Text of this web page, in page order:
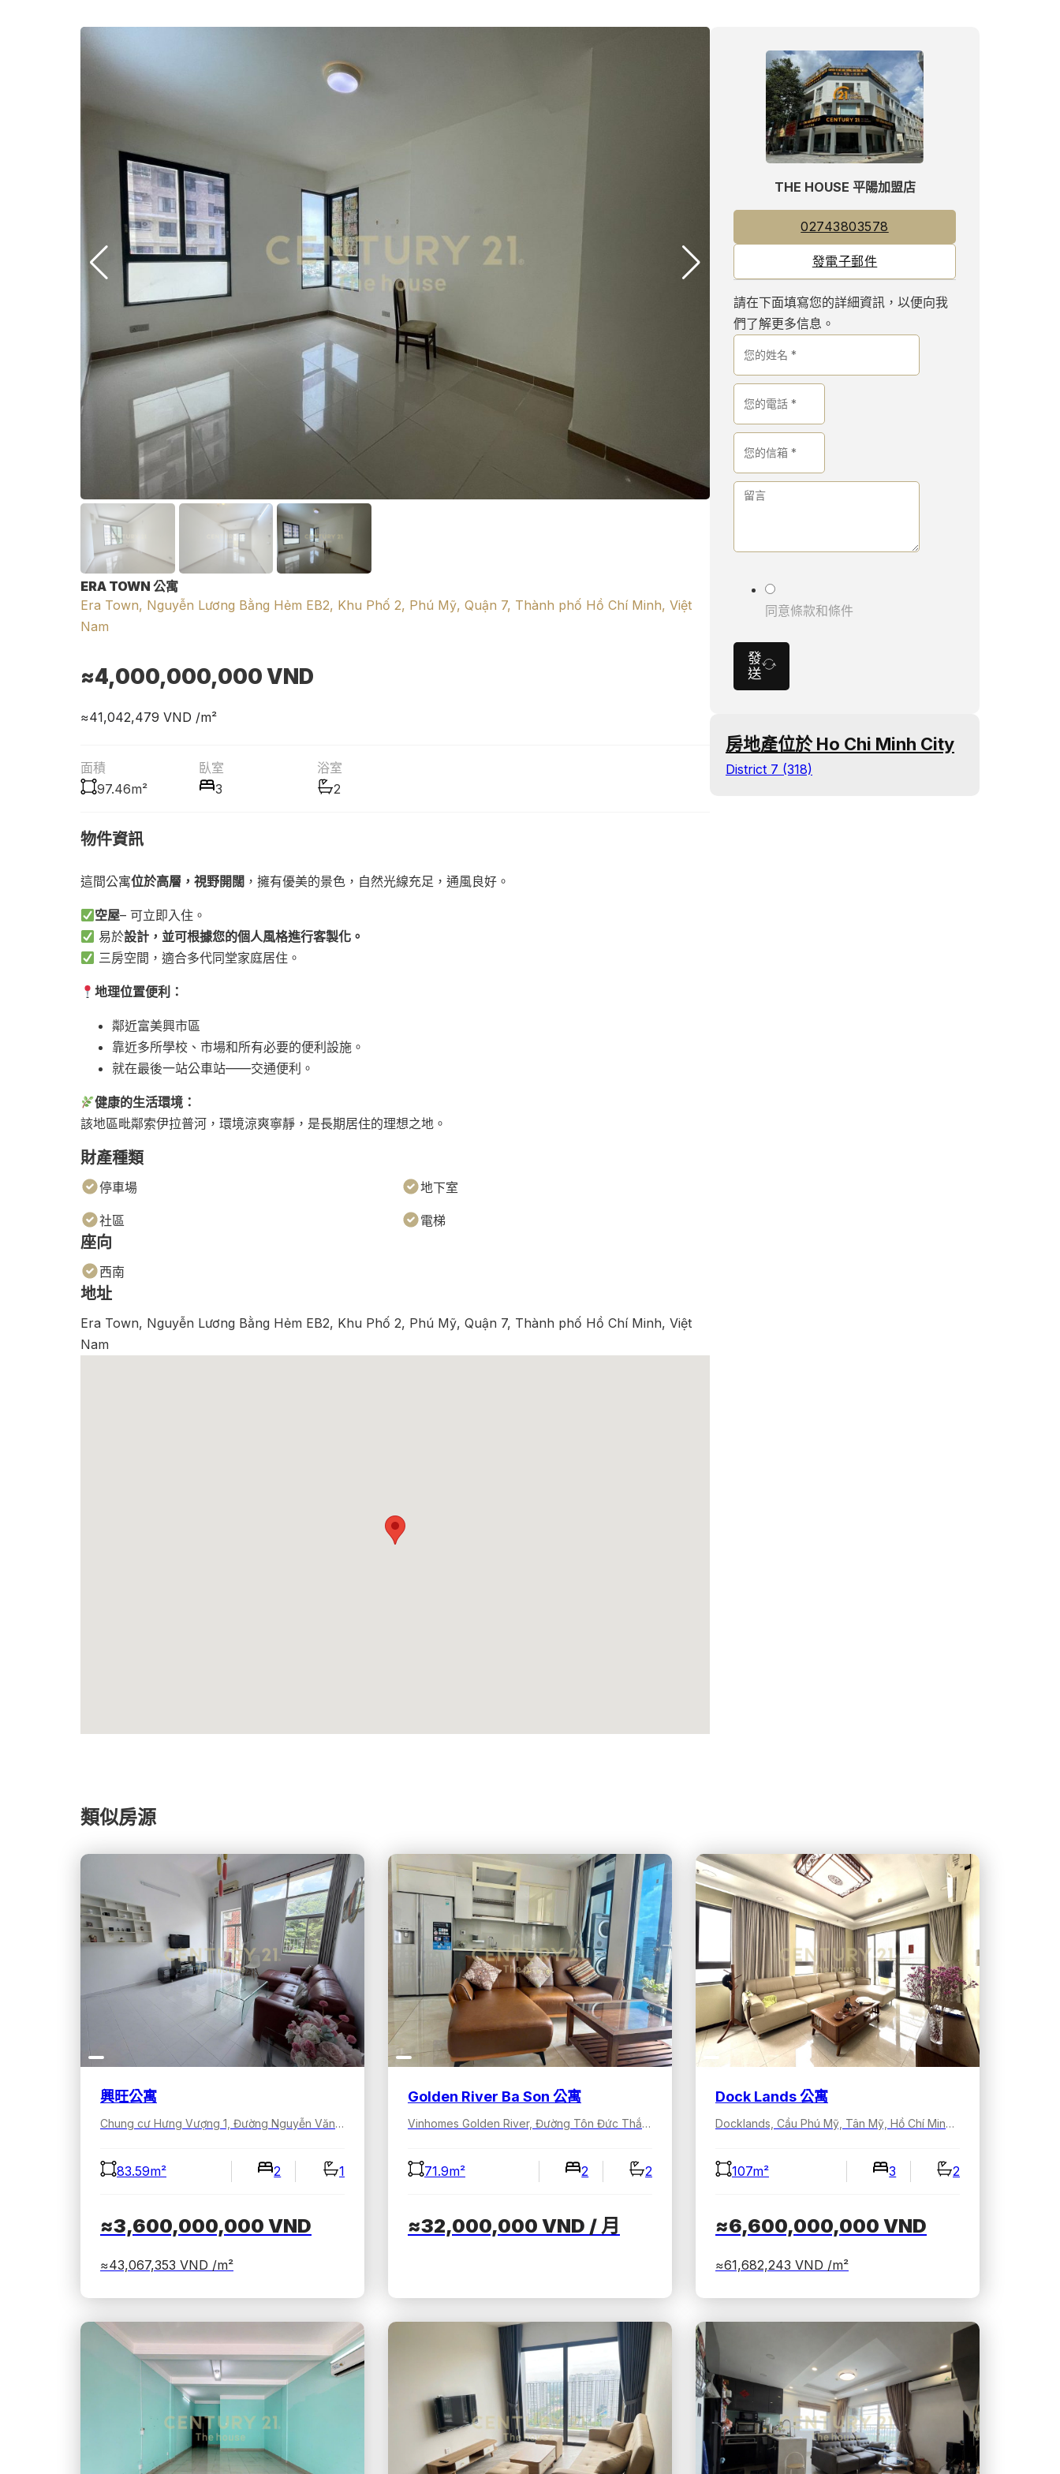
ERA TOWN 公寓
Era Town, Nguyễn Lương Bằng Hẻm EB2, Khu Phố 2, Phú Mỹ, Quận 7, Thành phố Hồ Chí Minh, Việt
Nam
≈4,000,000,000VND
≈41,042,479 VND /m²
面積
97.46m²
臥室
3
浴室
2
物件資訊
這間公寓位於高層，視野開闊 ，擁有優美的景色，自然光線充足，通風良好。
空屋– 可立即入住。
易於設計，並可根據您的個人風格進行客製化。
三房空間，適合多代同堂家庭居住。
地理位置便利：
鄰近富美興市區
靠近多所學校、市場和所有必要的便利設施。
就在最後一站公車站——交通便利。
健康的生活環境：
該地區毗鄰索伊拉普河，環境涼爽寧靜，是長期居住的理想之地。
財產種類
停車場 地下室
社區 電梯
座向
西南
地址
Era Town, Nguyễn Lương Bằng Hẻm EB2, Khu Phố 2, Phú Mỹ, Quận 7, Thành phố Hồ Chí Minh, Việt
Nam
THE HOUSE 平陽加盟店
02743803578
發電子郵件
請在下面填寫您的詳細資訊，以便向我
們了解更多信息。
同意條款和條件
發
送
房地產位於 Ho Chi Minh City
District 7 (318)
類似房源
興旺公寓
Chung cư Hưng Vượng 1, Đường Nguyễn Văn Linh, Khu đô thị Phú Mỹ Hưng, Tân Hưng, Hồ Chí Minh, Việt Nam
83.59m² 2 1
≈3,600,000,000 VND
≈43,067,353 VND /m²
Golden River Ba Son 公寓
Vinhomes Golden River, Đường Tôn Đức Thắng, Sài Gòn, Hồ Chí Minh, Việt Nam
71.9m² 2 2
≈32,000,000 VND / 月
Dock Lands 公寓
Docklands, Cầu Phú Mỹ, Tân Mỹ, Hồ Chí Minh, Việt Nam
107m² 3 2
≈6,600,000,000 VND
≈61,682,243 VND /m²